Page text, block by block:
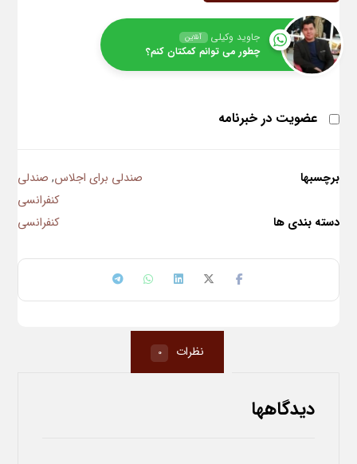
جاوید وکیلی آنلاین
چطور می توانم کمکتان کنم؟
عضویت در خبرنامه
برچسبها صندلی برای اجلاس, صندلی
کنفرانسی
دسته بندی ها
کنفرانسی
نظرات 0
دیدگاهها